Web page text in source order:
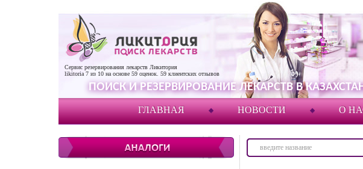
Сервис резервирования лекарств Ликитория
likitoria 7из 10 на основе 59оценок. 59клиентских отзывов
ПОИСК И РЕЗЕРВИРОВАНИЕ ЛЕКАРСТВ В
ГЛАВНАЯ НОВОСТИ О